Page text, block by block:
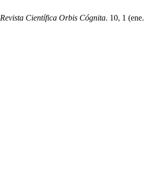
Revista Científica Orbis Cógnita. 10, 1 (ene.